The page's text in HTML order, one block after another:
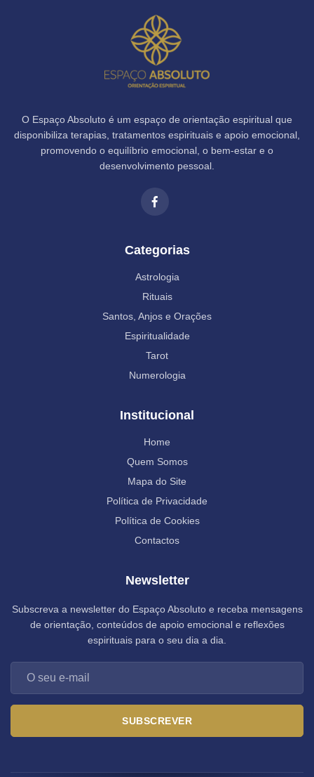
O Espaço Absoluto é um espaço de orientação espiritual que
disponibiliza terapias, tratamentos espirituais e apoio emocional,
promovendo o equilíbrio emocional, o bem-estar e o
desenvolvimento pessoal.
Categorias
Astrologia
Rituais
Santos, Anjos e Orações
Espiritualidade
Tarot
Numerologia
Institucional
Home
Quem Somos
Mapa do Site
Política de Privacidade
Política de Cookies
Contactos
Newsletter
Subscreva a newsletter do Espaço Absoluto e receba mensagens
de orientação, conteúdos de apoio emocional e reflexões
espirituais para o seu dia a dia.
SUBSCREVER